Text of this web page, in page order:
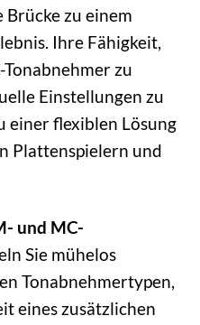
zu einem
Ihre Fähigkeit,
zu
Einstellungen zu
einer flexiblen Lösung
Plattenspielern und
und MC-
Sie mühelos
Tonabnehmertypen,
eines zusätzlichen